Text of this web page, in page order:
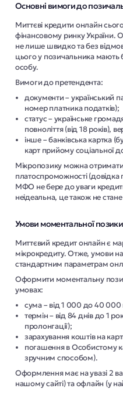
Основні вимоги до
Миттєві кредити онлайн
фінансовому ринку
не лише швидко та без
цього у позичальника
особу.
Вимоги до претендента:
документи – український
номер платника податків);
статус – українське
повноліття (від 18 років),
інше – банківська картка
карт прийому соціальної
Мікропозику можна отримати
платоспроможності
МФО не бере до уваги
неідеальна, це також не
Умови моментальної позики
Миттєвий кредит онлайн є
мікрокредиту. Отже, умови
стандартним параметрам
Оформити моментальну
умовах:
сума – від 1 000 до 40 000
термін – від 84 днів до 1
пролонгації);
зарахування коштів на
погашення в Особистому
зручним способом).
Оформлення має на увазі 2
нашому сайті) та офлайн (у